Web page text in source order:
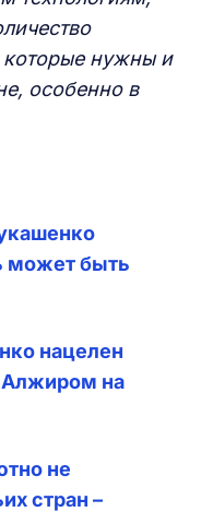
нужны и
особенно в
может быть
нацелен
Алжиром на
не
стран –